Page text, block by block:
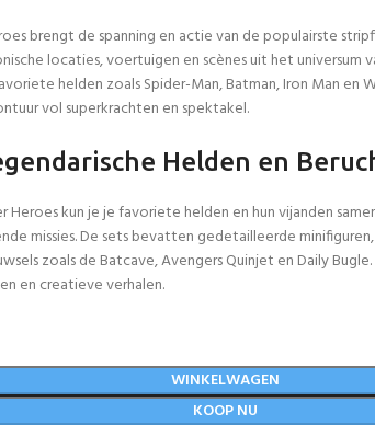
brengt de spanning en actie van de populairste
locaties, voertuigen en scènes uit het universum
helden zoals Spider-Man, Batman, Iron Man en
vol superkrachten en spektakel.
Helden en
Heroes kun je je favoriete helden en hun vijanden
missies. De sets bevatten gedetailleerde
zoals de Batcave, Avengers Quinjet en Daily
en creatieve verhalen.
WINKELWAGEN
KOOP NU